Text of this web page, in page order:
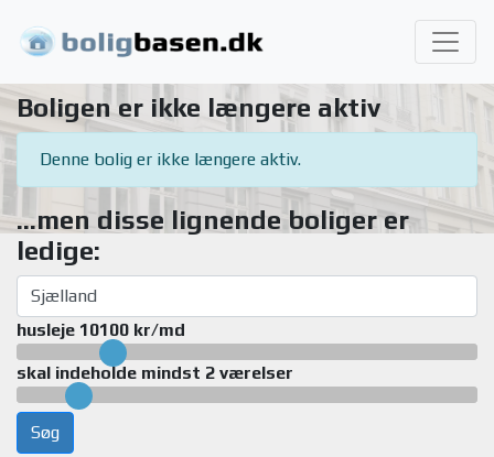
Boligen er ikke længere aktiv
Denne bolig er ikke længere aktiv.
...men disse lignende boliger er
ledige:
husleje 10100 kr/md
skal indeholde mindst 2 værelser
Søg